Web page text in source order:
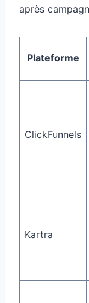
après
Plateforme
ClickFunnels
Kartra